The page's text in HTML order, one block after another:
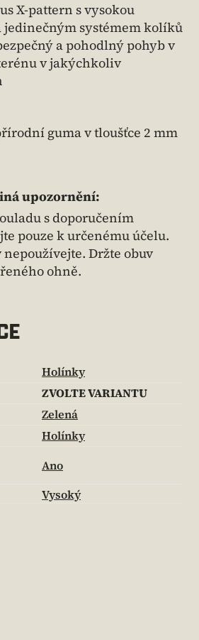
X-pattern s vysokou
systémem kolíků
a pohodlný pohyb v
v jakýchkoliv
guma v tloušťce 2 mm
upozornění:
s doporučením
pouze k určenému účelu.
nepoužívejte. Držte obuv
ohně.
Holínky
ZVOLTE VARIANTU
Zelená
Holínky
Ano
Vysoký